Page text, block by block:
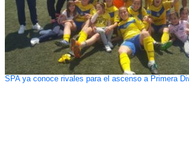
SPA ya conoce rivales para el ascenso a Primera